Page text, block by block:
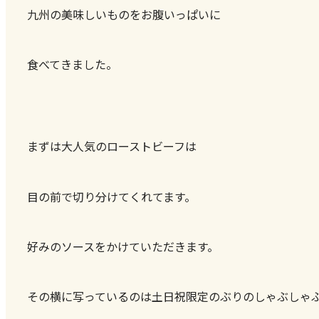
九州の美味しいものをお腹いっぱいに
食べてきました。
まずは大人気のローストビーフは
目の前で切り分けてくれてます。
好みのソースをかけていただきます。
その横に写っているのは土日祝限定のぶりのしゃぶしゃ